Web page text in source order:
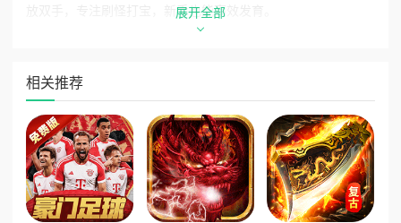
放双手，专注刷怪打宝，新手也能高效发育。
每次升级均可领取‌大量货币与养成材料‌，成长路径清晰，
转生成就奖励‌：
提升转生等级可解锁丰厚奖励，持续激励进阶，‌高转生=高
回报‌，长期可玩性强。
万元首爆福利‌：
展开全部
相关推荐